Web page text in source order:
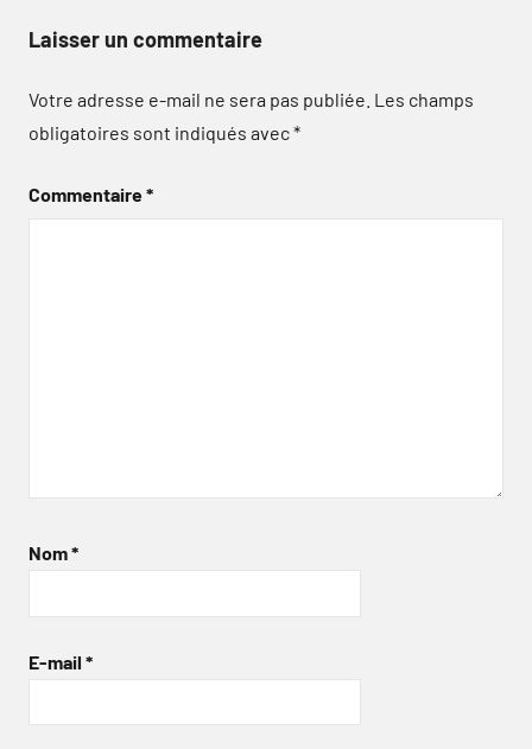
Laisser un commentaire
Votre adresse e-mail ne sera pas publiée. Les champs
obligatoires sont indiqués avec*
Commentaire*
Nom*
E-mail *